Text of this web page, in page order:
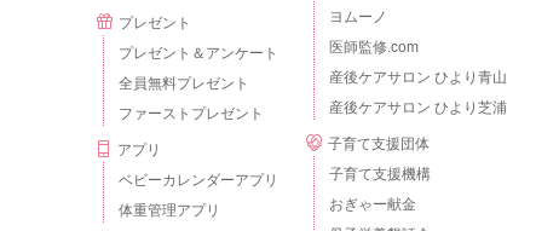
プレゼント
プレゼント＆アンケート
全員無料プレゼント
ファーストプレゼント
アプリ
ベビーカレンダーアプリ
体重管理アプリ
ヨムーノ
医師監修.com
産後ケアサロン ひより青山
産後ケアサロン ひより芝浦
子育て支援団体
子育て支援機構
おぎゃー献金